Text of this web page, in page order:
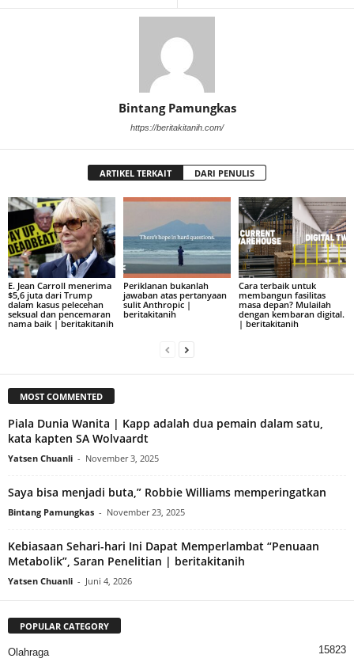
Bintang Pamungkas
https://beritakitanih.com/
ARTIKEL TERKAIT DARI PENULIS
E. Jean Carroll menerima
$5,6 juta dari Trump
dalam kasus pelecehan
seksual dan pencemaran
nama baik | beritakitanih
Periklanan bukanlah
jawaban atas pertanyaan
sulit Anthropic |
beritakitanih
Cara terbaik untuk
membangun fasilitas
masa depan? Mulailah
dengan kembaran digital.
| beritakitanih
MOST COMMENTED
Piala Dunia Wanita | Kapp adalah dua pemain dalam satu,
kata kapten SA Wolvaardt
Yatsen Chuanli - November 3, 2025
Saya bisa menjadi buta,” Robbie Williams memperingatkan
Bintang Pamungkas - November 23, 2025
Kebiasaan Sehari-hari Ini Dapat Memperlambat “Penuaan
Metabolik”, Saran Penelitian | beritakitanih
Yatsen Chuanli - Juni 4, 2026
POPULAR CATEGORY
Olahraga 15823